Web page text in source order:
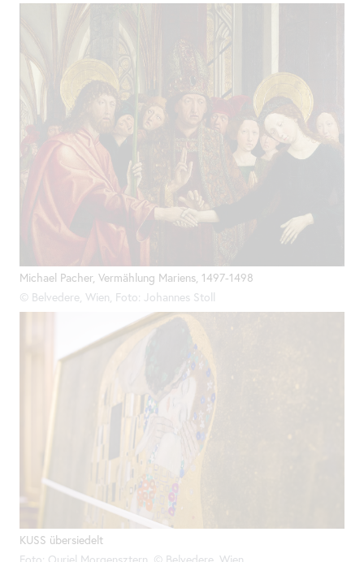
Michael Pacher, Vermählung Mariens, 1497-1498
© Belvedere, Wien, Foto: Johannes Stoll
KUSS übersiedelt